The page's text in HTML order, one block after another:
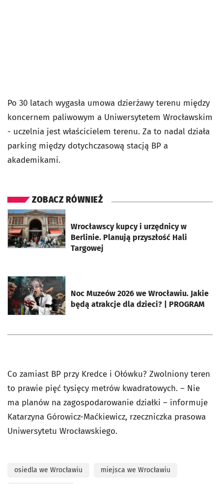
Po 30 latach wygasła umowa dzierżawy terenu między
koncernem paliwowym a Uniwersytetem Wrocławskim
- uczelnia jest właścicielem terenu. Za to nadal działa
parking między dotychczasową stacją BP a
akademikami.
ZOBACZ RÓWNIEŻ
Wrocławscy kupcy i urzędnicy w
Berlinie. Planują przyszłość Hali
Targowej
otworzy się w nowej karcie
Noc Muzeów 2026 we Wrocławiu. Jakie
będą atrakcje dla dzieci? | PROGRAM
otworzy się w nowej karcie
Co zamiast BP przy Kredce i Ołówku? Zwolniony teren
to prawie pięć tysięcy metrów kwadratowych. – Nie
ma planów na zagospodarowanie działki – informuje
Katarzyna Górowicz-Maćkiewicz, rzeczniczka prasowa
Uniwersytetu Wrocławskiego.
osiedla we Wrocławiu miejsca we Wrocławiu